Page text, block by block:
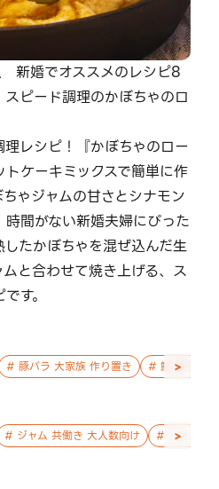
新婚でオススメのレシピ8
ピード調理のかぼちゃのロ
レシピ！『かぼちゃのロー
ケーキミックスで簡単に作
ゃジャムの甘さとシナモン
間がない新婚夫婦にぴった
たかぼちゃを混ぜ込んだ生
と合わせて焼き上げる、ス
す。
# 豚バラ 大家族 作り置き # 鮭 親子 作
>
# ジャム 共働き 大人数向け # ジャム
>